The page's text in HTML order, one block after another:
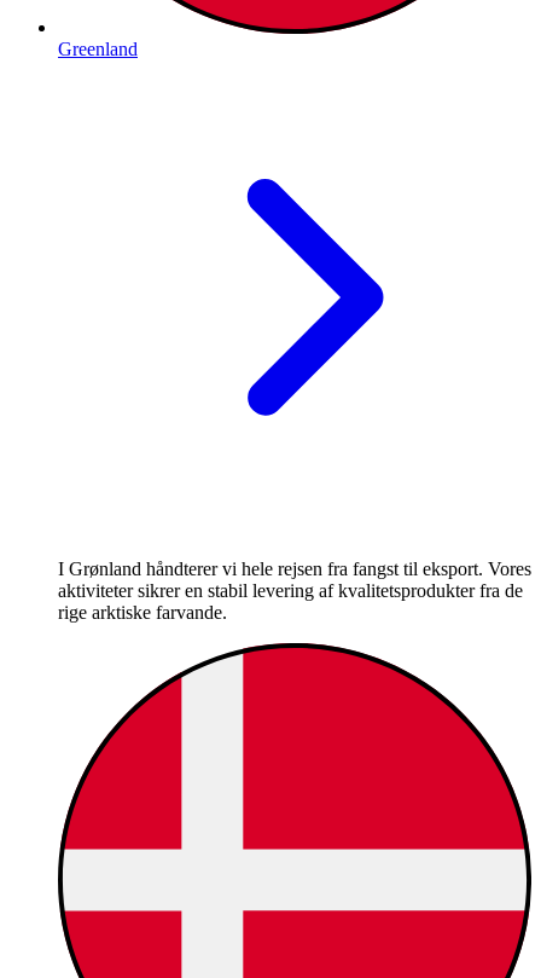
Greenland
I Grønland håndterer vi hele rejsen fra fangst til eksport. Vores
aktiviteter sikrer en stabil levering af kvalitetsprodukter fra de
rige arktiske farvande.